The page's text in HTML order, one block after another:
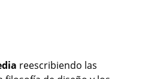
reescribiendo las